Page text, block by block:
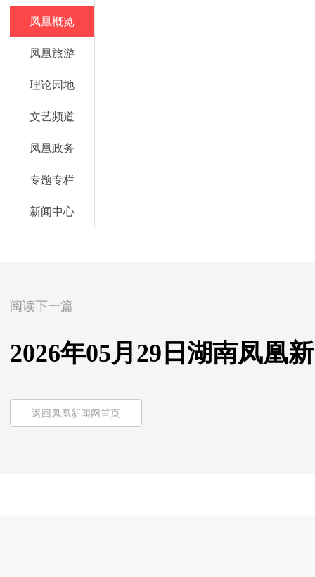
凤凰概览
凤凰旅游
理论园地
文艺频道
凤凰政务
专题专栏
新闻中心
阅读下一篇
2026年05月29日湖南凤凰
返回凤凰新闻网首页